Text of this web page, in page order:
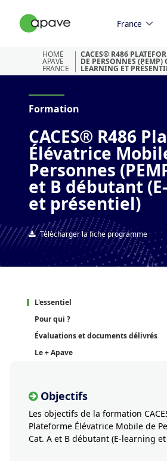
France
HOME
APAVE
FRANCE
CACES® R486
DE PERSONNES (PEMP)
LEARNING ET
Formation
CACES® R486
Élévatrice
Personnes
et B débutant
et présentiel)
Télécharger la fiche programme
L'essentiel
Pour qui ?
Évaluations et documents délivrés
Le + Apave
Objectifs
Les objectifs de la formation
Plateforme Élévatrice Mobile de
Cat. A et B débutant (E-learning